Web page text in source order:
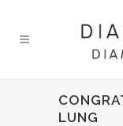
LUNG